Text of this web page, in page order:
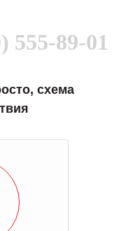
555-89-01
схема